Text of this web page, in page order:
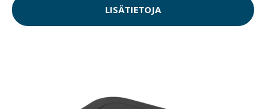
LISÄTIETOJA